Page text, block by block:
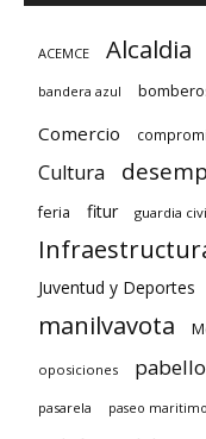
ACEMCE Alcaldia
bandera azul
Comercio
Cultura
feria fitur guardia
Juventud y Deportes
manilvavota
oposiciones
pasarela paseo maritimo